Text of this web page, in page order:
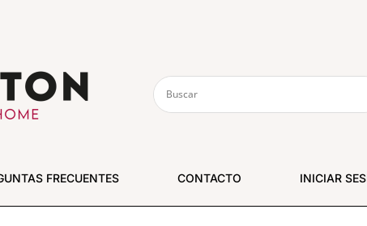
FRECUENTES CONTACTO INICIAR